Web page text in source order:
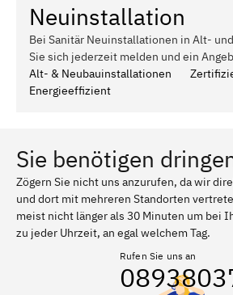
Neuinstallation
Bei Sanitär Neuinstallationen in Alt-
Sie sich jederzeit melden und ein
Alt- & Neubauinstallationen
Energieeffizient
Sie benötigen
Zögern Sie nicht uns anzurufen, da wir
und dort mit mehreren Standorten
meist nicht länger als 30 Minuten um bei
zu jeder Uhrzeit, an egal welchem Tag.
Rufen Sie uns an